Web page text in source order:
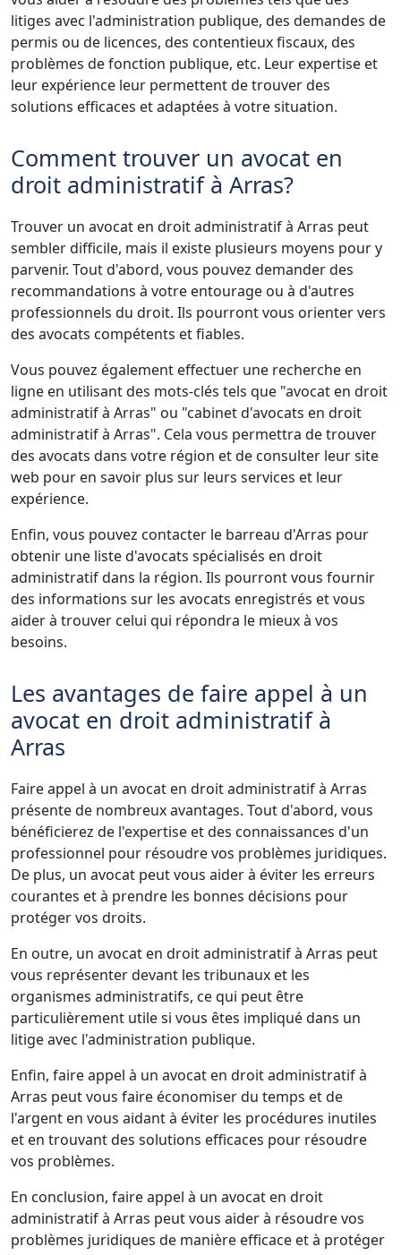
litiges avec l'administration publique, des demandes de
permis ou de licences, des contentieux fiscaux, des
problèmes de fonction publique, etc. Leur expertise et
leur expérience leur permettent de trouver des
solutions efficaces et adaptées à votre situation.
Comment trouver un avocat en
droit administratif à Arras?
Trouver un avocat en droit administratif à Arras peut
sembler difficile, mais il existe plusieurs moyens pour y
parvenir. Tout d'abord, vous pouvez demander des
recommandations à votre entourage ou à d'autres
professionnels du droit. Ils pourront vous orienter vers
des avocats compétents et fiables.
Vous pouvez également effectuer une recherche en
ligne en utilisant des mots-clés tels que "avocat en droit
administratif à Arras" ou "cabinet d'avocats en droit
administratif à Arras". Cela vous permettra de trouver
des avocats dans votre région et de consulter leur site
web pour en savoir plus sur leurs services et leur
expérience.
Enfin, vous pouvez contacter le barreau d'Arras pour
obtenir une liste d'avocats spécialisés en droit
administratif dans la région. Ils pourront vous fournir
des informations sur les avocats enregistrés et vous
aider à trouver celui qui répondra le mieux à vos
besoins.
Les avantages de faire appel à un
avocat en droit administratif à
Arras
Faire appel à un avocat en droit administratif à Arras
présente de nombreux avantages. Tout d'abord, vous
bénéficierez de l'expertise et des connaissances d'un
professionnel pour résoudre vos problèmes juridiques.
De plus, un avocat peut vous aider à éviter les erreurs
courantes et à prendre les bonnes décisions pour
protéger vos droits.
En outre, un avocat en droit administratif à Arras peut
vous représenter devant les tribunaux et les
organismes administratifs, ce qui peut être
particulièrement utile si vous êtes impliqué dans un
litige avec l'administration publique.
Enfin, faire appel à un avocat en droit administratif à
Arras peut vous faire économiser du temps et de
l'argent en vous aidant à éviter les procédures inutiles
et en trouvant des solutions efficaces pour résoudre
vos problèmes.
En conclusion, faire appel à un avocat en droit
administratif à Arras peut vous aider à résoudre vos
problèmes juridiques de manière efficace et à protéger